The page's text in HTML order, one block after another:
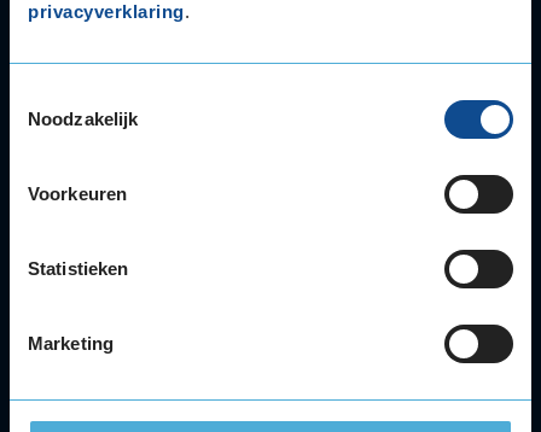
privacyverklaring.
Noodzakelijk
Voorkeuren
Statistieken
Marketing
Distributieriem
Klantenservice
Klantenservice
Lokaal tarief. Bereikbaar van maandag t/m vrijdag tussen 08.00 - 17.30